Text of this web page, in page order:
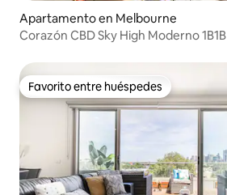
Apartamento en Melbourne
Corazón CBD Sky High Moderno 1B1B
Favorito entre huéspedes
Favorito entre huéspedes